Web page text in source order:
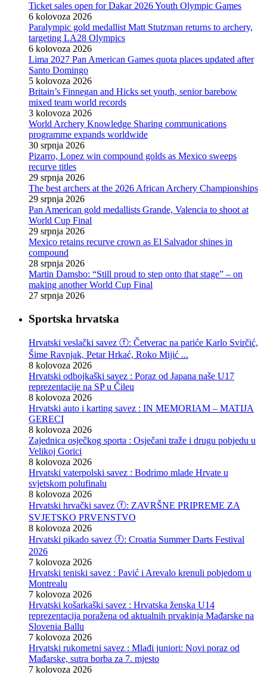
Ticket sales open for Dakar 2026 Youth Olympic Games
6 kolovoza 2026
Paralympic gold medallist Matt Stutzman returns to archery,
targeting LA28 Olympics
6 kolovoza 2026
Lima 2027 Pan American Games quota places updated after
Santo Domingo
5 kolovoza 2026
Britain’s Finnegan and Hicks set youth, senior barebow
mixed team world records
3 kolovoza 2026
World Archery Knowledge Sharing communications
programme expands worldwide
30 srpnja 2026
Pizarro, Lopez win compound golds as Mexico sweeps
recurve titles
29 srpnja 2026
The best archers at the 2026 African Archery Championships
29 srpnja 2026
Pan American gold medallists Grande, Valencia to shoot at
World Cup Final
29 srpnja 2026
Mexico retains recurve crown as El Salvador shines in
compound
28 srpnja 2026
Martin Damsbo: “Still proud to step onto that stage” – on
making another World Cup Final
27 srpnja 2026
Sportska hrvatska
Hrvatski veslački savez ⓕ: Četverac na pariće Karlo Svirčić,
Šime Ravnjak, Petar Hrkać, Roko Mijić ...
8 kolovoza 2026
Hrvatski odbojkaški savez : Poraz od Japana naše U17
reprezentacije na SP u Čileu
8 kolovoza 2026
Hrvatski auto i karting savez : IN MEMORIAM – MATIJA
GERECI
8 kolovoza 2026
Zajednica osječkog sporta : Osječani traže i drugu pobjedu u
Velikoj Gorici
8 kolovoza 2026
Hrvatski vaterpolski savez : Bodrimo mlade Hrvate u
svjetskom polufinalu
8 kolovoza 2026
Hrvatski hrvački savez ⓕ: ZAVRŠNE PRIPREME ZA
SVJETSKO PRVENSTVO
8 kolovoza 2026
Hrvatski pikado savez ⓕ: Croatia Summer Darts Festival
2026
7 kolovoza 2026
Hrvatski teniski savez : Pavić i Arevalo krenuli pobjedom u
Montrealu
7 kolovoza 2026
Hrvatski košarkaški savez : Hrvatska ženska U14
reprezentacija poražena od aktualnih prvakinja Mađarske na
Slovenia Ballu
7 kolovoza 2026
Hrvatski rukometni savez : Mlađi juniori: Novi poraz od
Mađarske, sutra borba za 7. mjesto
7 kolovoza 2026